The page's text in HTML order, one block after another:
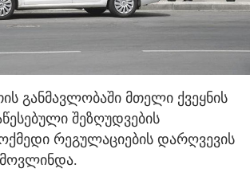
განმავლობაში მთელი ქვეყნის
შეზღუდვების
რეგულაციების დარღვევის